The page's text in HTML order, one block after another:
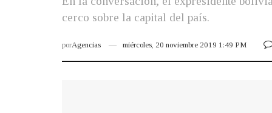
cerco sobre la capital del país.
porAgencias miércoles, 20 noviembre 2019 1:49 PM